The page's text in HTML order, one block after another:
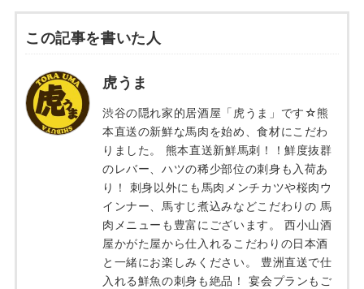
この記事を書いた人
虎うま
渋谷の隠れ家的居酒屋「虎うま」です☆熊
本直送の新鮮な馬肉を始め、食材にこだわ
りました。 熊本直送新鮮馬刺！！鮮度抜群
のレバー、ハツの稀少部位の刺身も入荷あ
り！ 刺身以外にも馬肉メンチカツや桜肉ウ
インナー、馬すじ煮込みなどこだわりの 馬
肉メニューも豊富にございます。 西小山酒
屋かがた屋から仕入れるこだわりの日本酒
と一緒にお楽しみください。 豊洲直送で仕
入れる鮮魚の刺身も絶品！ 宴会プランもご